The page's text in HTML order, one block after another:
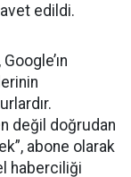
edildi.
değil doğrudan
abone olarak
haberciliği